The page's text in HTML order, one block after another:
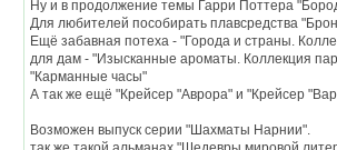
Ну и в продолжение темы Гарри Поттера
Для любителей пособирать плавсредства
Ещё забавная потеха - "Города и страны.
для дам - "Изысканные ароматы. Коллекция
"Карманные часы"
А так же ещё "Крейсер "Аврора" и "Крейсер
Возможен выпуск серии "Шахматы Нарнии".